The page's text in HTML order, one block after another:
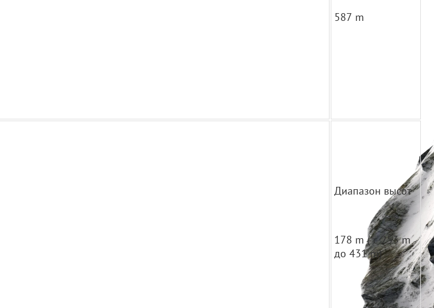
587 m
Диапазон высот
178 m ( с 253 m
до 431 m)